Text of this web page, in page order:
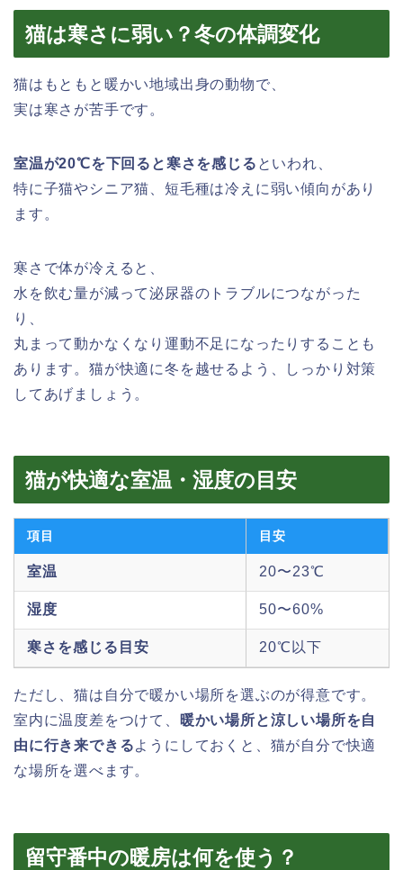
猫は寒さに弱い？冬の体調変化
猫はもともと暖かい地域出身の動物で、
実は寒さが苦手です。
室温が20℃を下回ると寒さを感じる といわれ、
特に子猫やシニア猫、短毛種は冷えに弱い傾向があり
ます。
寒さで体が冷えると、
水を飲む量が減って泌尿器のトラブルにつながった
り、
丸まって動かなくなり運動不足になったりすることも
あります。猫が快適に冬を越せるよう、しっかり対策
してあげましょう。
猫が快適な室温・湿度の目安
項目 目安
室温 20〜23℃
湿度 50〜60%
寒さを感じる目安 20℃以下
ただし、猫は自分で暖かい場所を選ぶのが得意です。
室内に温度差をつけて、
暖かい場所と涼しい場所を自
由に行き来できるようにしておくと、猫が自分で快適
な場所を選べます。
留守番中の暖房は何を使う？